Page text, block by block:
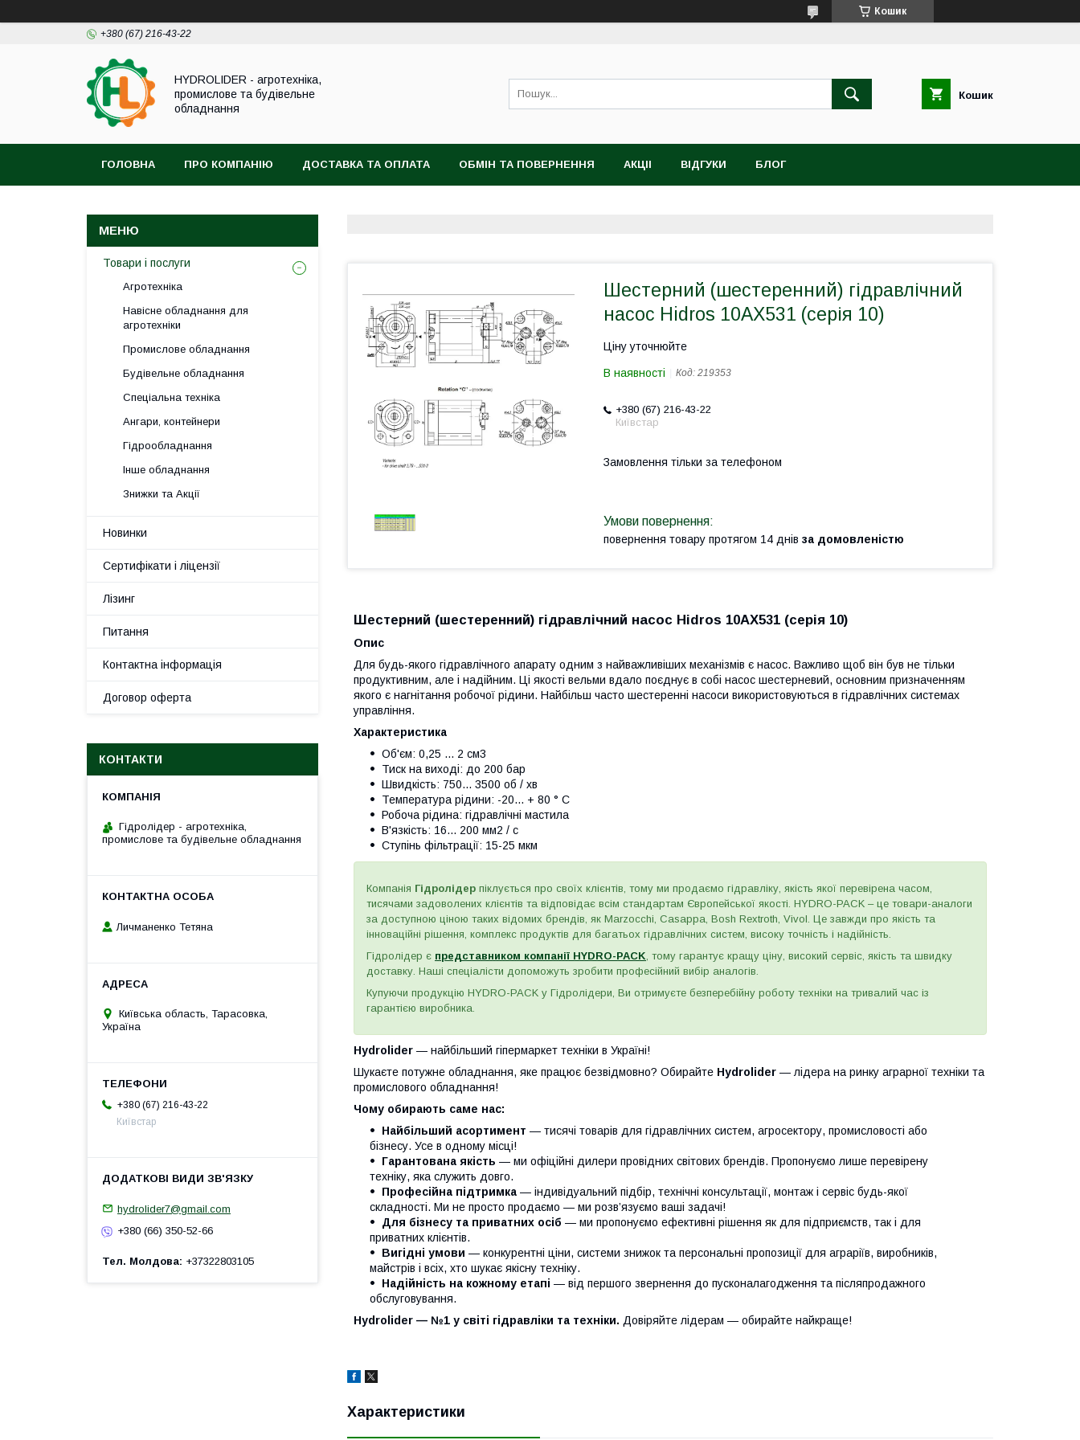
Кошик
+380 (67) 216-43-22
HYDROLIDER - агротехніка,
промислове та будівельне
обладнання
Кошик
ГОЛОВНА ПРО КОМПАНІЮ ДОСТАВКА ТА ОПЛАТА ОБМІН ТА ПОВЕРНЕННЯ АКЦІІ ВІДГУКИ БЛОГ
Шестерний (шестеренний) гідравлічний
насос Hidros 10АХ531 (серія 10)
Ціну уточнюйте
В наявності Код: 219353
+380 (67) 216-43-22
Київстар
Замовлення тільки за телефоном
повернення товару протягом 14 днів за домовленістю
Шестерний (шестеренний) гідравлічний насос Hidros 10АХ531 (серія 10)
Опис
Для будь-якого гідравлічного апарату одним з найважливіших механізмів є насос. Важливо щоб він був не тільки
продуктивним, але і надійним. Ці якості вельми вдало поєднує в собі насос шестерневий, основним призначенням
якого є нагнітання робочої рідини. Найбільш часто шестеренні насоси використовуються в гідравлічних системах
управління.
Характеристика
Об'єм: 0,25 ... 2 см3
Тиск на виході: до 200 бар
Швидкість: 750... 3500 об / хв
Температура рідини: -20... + 80 ° C
Робоча рідина: гідравлічні мастила
В'язкість: 16... 200 мм2 / с
Ступінь фільтрації: 15-25 мкм
Компанія Гідролідер піклується про своїх клієнтів, тому ми продаємо гідравліку, якість якої перевірена часом,
тисячами задоволених клієнтів та відповідає всім стандартам Європейської якості. HYDRO-PACK – це товари-аналоги
за доступною ціною таких відомих брендів, як Marzocchi, Casappa, Bosh Rextroth, Vivol. Це завжди про якість та
інноваційні рішення, комплекс продуктів для багатьох гідравлічних систем, високу точність і надійність.
Гідролідер є представником компанії HYDRO-PACK, тому гарантує кращу ціну, високий сервіс, якість та швидку
доставку. Наші спеціалісти допоможуть зробити професійний вибір аналогів.
Купуючи продукцію HYDRO-PACK у Гідролідери, Ви отримуєте безперебійну роботу техніки на тривалий час із
гарантією виробника.
Hydrolider — найбільший гіпермаркет техніки в Україні!
Шукаєте потужне обладнання, яке працює безвідмовно? Обирайте Hydrolider — лідера на ринку аграрної техніки та
промислового обладнання!
Чому обирають саме нас:
Найбільший асортимент — тисячі товарів для гідравлічних систем, агросектору, промисловості або
бізнесу. Усе в одному місці!
Гарантована якість — ми офіційні дилери провідних світових брендів. Пропонуємо лише перевірену
техніку, яка служить довго.
Професійна підтримка — індивідуальний підбір, технічні консультації, монтаж і сервіс будь-якої
складності. Ми не просто продаємо — ми розв’язуємо ваші задачі!
Для бізнесу та приватних осіб — ми пропонуємо ефективні рішення як для підприємств, так і для
приватних клієнтів.
Вигідні умови — конкурентні ціни, системи знижок та персональні пропозиції для аграріїв, виробників,
майстрів і всіх, хто шукає якісну техніку.
Надійність на кожному етапі — від першого звернення до пусконалагодження та післяпродажного
обслуговування.
Hydrolider — №1 у світі гідравліки та техніки. Довіряйте лідерам — обирайте найкраще!
Характеристики
Товари і послуги
Агротехніка
Навісне обладнання для
агротехніки
Промислове обладнання
Будівельне обладнання
Спеціальна техніка
Ангари, контейнери
Гідрообладнання
Інше обладнання
Знижки та Акції
Новинки
Сертифікати і ліцензії
Лізинг
Питання
Контактна інформація
Договор оферта
КОНТАКТИ
Гідролідер - агротехніка,
промислове та будівельне обладнання
Личманенко Тетяна
Київська область, Тарасовка,
Україна
+380 (67) 216-43-22
Київстар
hydrolider7@gmail.com
+380 (66) 350-52-66
Тел. Молдова +37322803105